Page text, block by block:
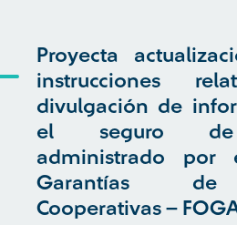
Proyecta
instrucciones
divulgación de
el seguro de
administrado por
Garantías de
Cooperativas –